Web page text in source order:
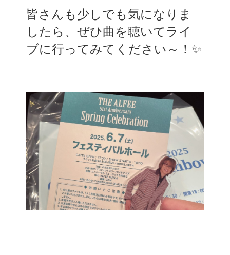
皆さんも少しでも気になりま
したら、ぜひ曲を聴いてライ
ブに行ってみてください～！✨